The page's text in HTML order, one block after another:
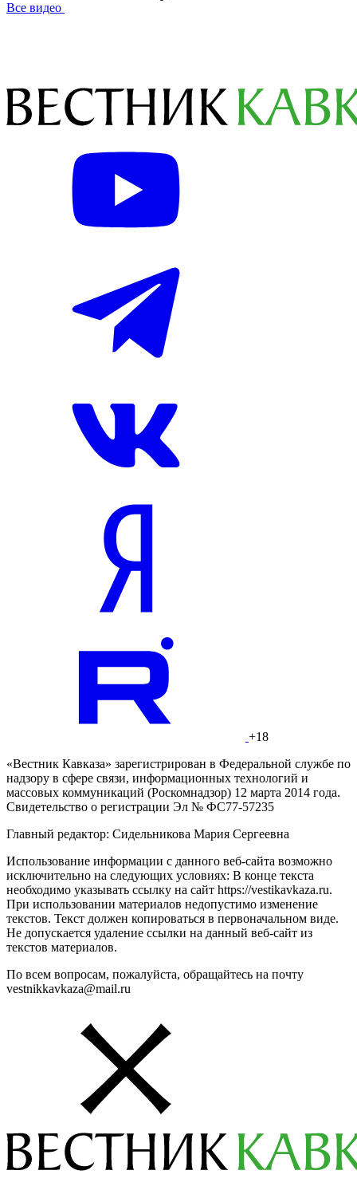
Все видео
+18
«Вестник Кавказа» зарегистрирован в Федеральной службе по
надзору в сфере связи, информационных технологий и
массовых коммуникаций (Роскомнадзор) 12 марта 2014 года.
Свидетельство о регистрации Эл № ФС77-57235
Главный редактор: Сидельникова Мария Сергеевна
Использование информации с данного веб-сайта возможно
исключительно на следующих условиях: В конце текста
необходимо указывать ссылку на сайт https://vestikavkaza.ru.
При использовании материалов недопустимо изменение
текстов. Текст должен копироваться в первоначальном виде.
Не допускается удаление ссылки на данный веб-сайт из
текстов материалов.
По всем вопросам, пожалуйста, обращайтесь на почту
vestnikkavkaza@mail.ru